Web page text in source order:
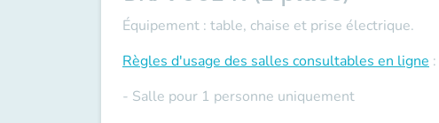
Équipement : table, chaise et prise électrique.
Règles d'usage des salles consultables en ligne :
- Salle pour 1 personne uniquement